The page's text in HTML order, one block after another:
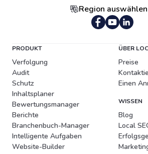
Region auswählen
PRODUKT
Verfolgung
Audit
Schutz
Inhaltsplaner
Bewertungsmanager
Berichte
Branchenbuch-Manager
Intelligente Aufgaben
Website-Builder
ÜBER
Preise
Einen
WISSEN
Blog
Local